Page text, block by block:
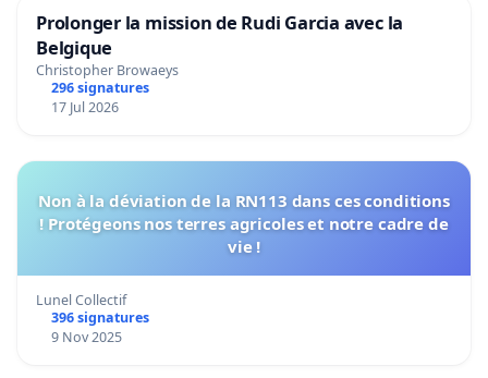
Prolonger la mission de Rudi Garcia avec la
Belgique
Christopher Browaeys
296 signatures
17 Jul 2026
Non à la déviation de la RN113 dans ces conditions
! Protégeons nos terres agricoles et notre cadre de
vie !
Lunel Collectif
396 signatures
9 Nov 2025